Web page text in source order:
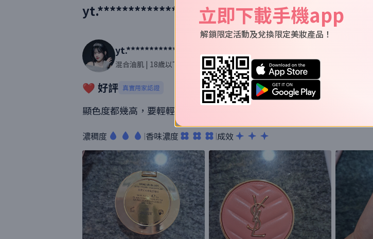
yt.************************com的使用評價
yt.************************com
混合油肌 | 18歲以下 歲 | 22則評價
❤️ 好評 真實用家認證
顯色度都幾高，要輕輕哋用掃上，隻色好睇，融膚度高，包裝好睇
濃稠度 |香味濃度 |成效
立即下載手機app
解鎖限定活動及兌換限定美妝產品！